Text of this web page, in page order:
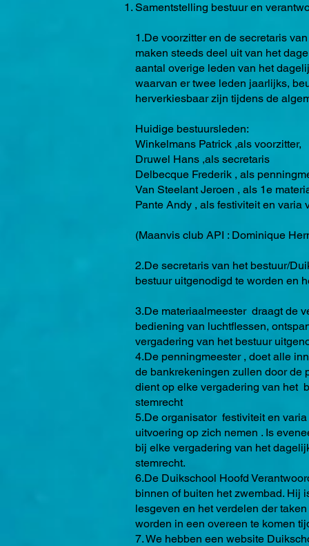
Samentstelling bestuur en
1.De voorzitter en de secretaris
maken steeds deel uit van het
aantal overige leden van het
waarvan er twee leden jaarlijks,
herverkiesbaar zijn tijdens de
Huidige bestuursleden:
Winkelmans Patrick ,als voorzitter,
Druwel Hans ,als secretaris
Delbecque Frederik , als
Van Steelant Jeroen , als 1e
Pante Andy , als festiviteit en varia
(Maanvis club API : Dominique
2.De secretaris van het bestuur/
bestuur uitgenodigd te worden en
3.De materiaalmeester draagt de
bediening van luchtflessen,
vergadering van het bestuur
4.De penningmeester , doet alle
de bankrekeningen zullen door de
dient op elke vergadering van het
stemrecht
5.De organisator festiviteit en
uitvoering op zich nemen . Is
bij elke vergadering van het
stemrecht.
6.De Duikschool Hoofd
binnen of buiten het zwembad. Hij
lesgeven en het verdelen der
worden in een overeen te komen
7. We hebben een website